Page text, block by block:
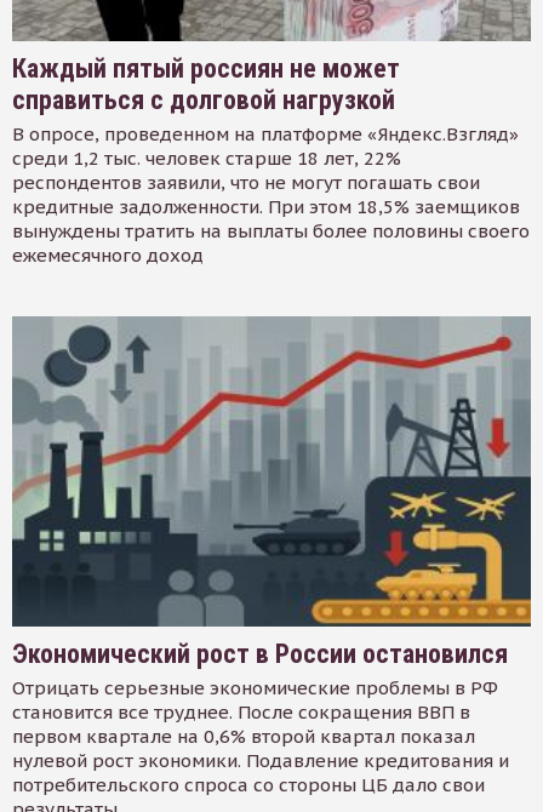
Каждый пятый россиян не может
справиться с долговой нагрузкой
В опросе, проведенном на платформе «Яндекс.Взгляд»
среди 1,2 тыс. человек старше 18 лет, 22%
респондентов заявили, что не могут погашать свои
кредитные задолженности. При этом 18,5% заемщиков
вынуждены тратить на выплаты более половины своего
ежемесячного доход
Экономический рост в России остановился
Отрицать серьезные экономические проблемы в РФ
становится все труднее. После сокращения ВВП в
первом квартале на 0,6% второй квартал показал
нулевой рост экономики. Подавление кредитования и
потребительского спроса со стороны ЦБ дало свои